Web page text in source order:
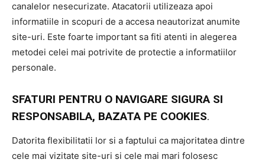
canalelor nesecurizate. Atacatorii utilizeaza apoi
informatiile in scopuri de a accesa neautorizat anumite
site-uri. Este foarte important sa fiti atenti in alegerea
metodei celei mai potrivite de protectie a informatiilor
personale.
SFATURI PENTRU O NAVIGARE SIGURA SI
RESPONSABILA, BAZATA PE COOKIES.
Datorita flexibilitatii lor si a faptului ca majoritatea dintre
cele mai vizitate site-uri si cele mai mari folosesc